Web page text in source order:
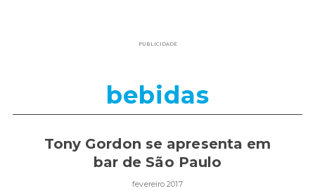
PUBLICIDADE
bebidas
Tony Gordon se apresenta em
bar de São Paulo
fevereiro 2017